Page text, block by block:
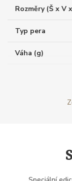
Rozměry (Š x V
Typ pera
Váha (g)